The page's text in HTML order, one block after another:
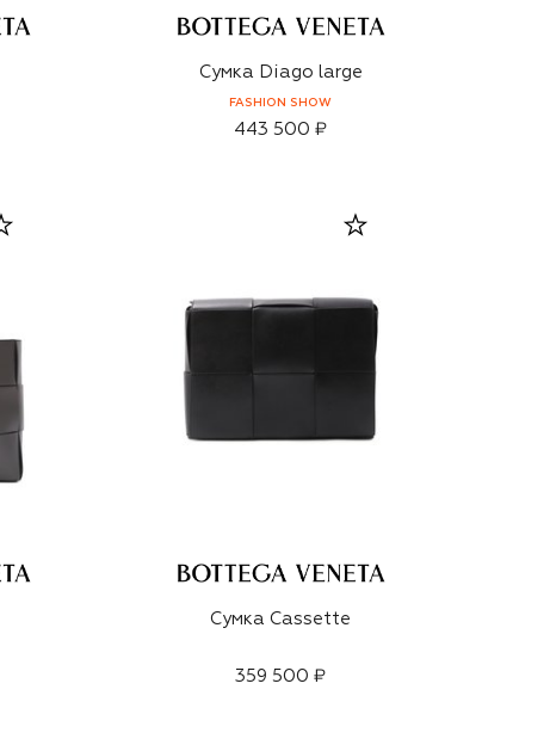
Сумка Diago large
FASHION SHOW
443 500 ₽
Сумка Cassette
359 500 ₽